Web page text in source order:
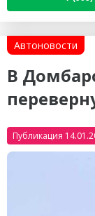
Автоновости
В
Публикация